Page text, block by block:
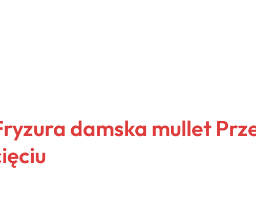
damska mullet